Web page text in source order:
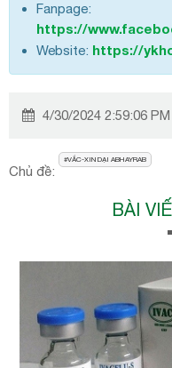
Fanpage:
https://
Website: https://
4/30/2024 2:59:06 PM
Chủ đề:
VẮC-XIN DẠI ABHAYRAB
BÀI